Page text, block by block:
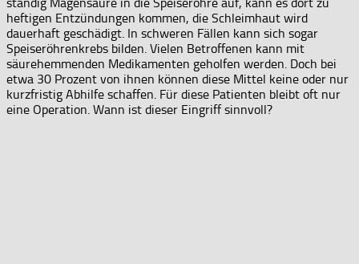
heftigen Entzündungen kommen, die Schleimhaut wird
dauerhaft geschädigt. In schweren Fällen kann sich sogar
Speiseröhrenkrebs bilden. Vielen Betroffenen kann mit
säurehemmenden Medikamenten geholfen werden. Doch bei
etwa 30 Prozent von ihnen können diese Mittel keine oder nur
kurzfristig Abhilfe schaffen. Für diese Patienten bleibt oft nur
eine Operation. Wann ist dieser Eingriff sinnvoll?